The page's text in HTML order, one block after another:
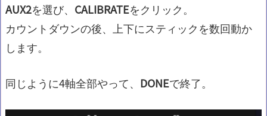
AUX2を選び、 CALIBRATEをクリック。
カウントダウンの後、上下にスティックを数回動か
します。
同じように4軸全部やって、 DONEで終了。